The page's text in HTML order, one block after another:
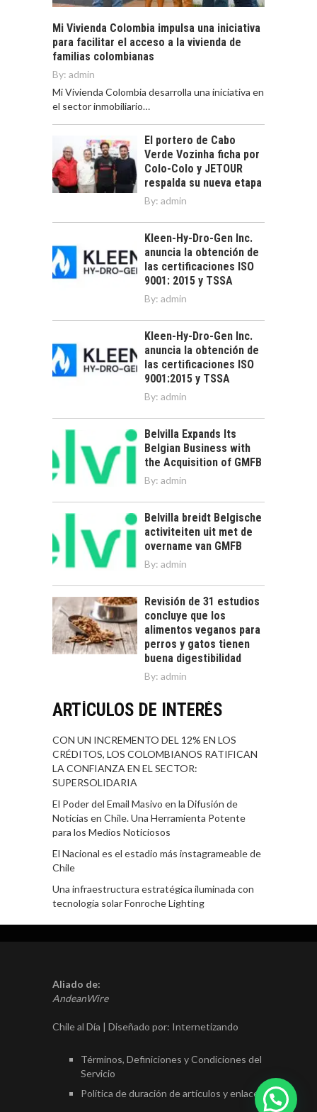
Mi Vivienda Colombia impulsa una iniciativa
para facilitar el acceso a la vivienda de
familias colombianas
By: admin
Mi Vivienda Colombia desarrolla una iniciativa en
el sector inmobiliario…
El portero de Cabo
Verde Vozinha ficha por
Colo-Colo y JETOUR
respalda su nueva etapa
By: admin
Kleen-Hy-Dro-Gen Inc.
anuncia la obtención de
las certificaciones ISO
9001: 2015 y TSSA
By: admin
Kleen-Hy-Dro-Gen Inc.
anuncia la obtención de
las certificaciones ISO
9001:2015 y TSSA
By: admin
Belvilla Expands Its
Belgian Business with
the Acquisition of GMFB
By: admin
Belvilla breidt Belgische
activiteiten uit met de
overname van GMFB
By: admin
Revisión de 31 estudios
concluye que los
alimentos veganos para
perros y gatos tienen
buena digestibilidad
By: admin
ARTÍCULOS DE INTERÉS
CON UN INCREMENTO DEL 12% EN LOS
CRÉDITOS, LOS COLOMBIANOS RATIFICAN
LA CONFIANZA EN EL SECTOR:
SUPERSOLIDARIA
El Poder del Email Masivo en la Difusión de
Noticias en Chile. Una Herramienta Potente
para los Medios Noticiosos
El Nacional es el estadio más instagrameable de
Chile
Una infraestructura estratégica iluminada con
tecnología solar Fonroche Lighting
Aliado de:
AndeanWire
Chile al Día | Diseñado por: Internetizando
Términos, Definiciones y Condiciones del
Servicio
Política de duración de artículos y enlaces